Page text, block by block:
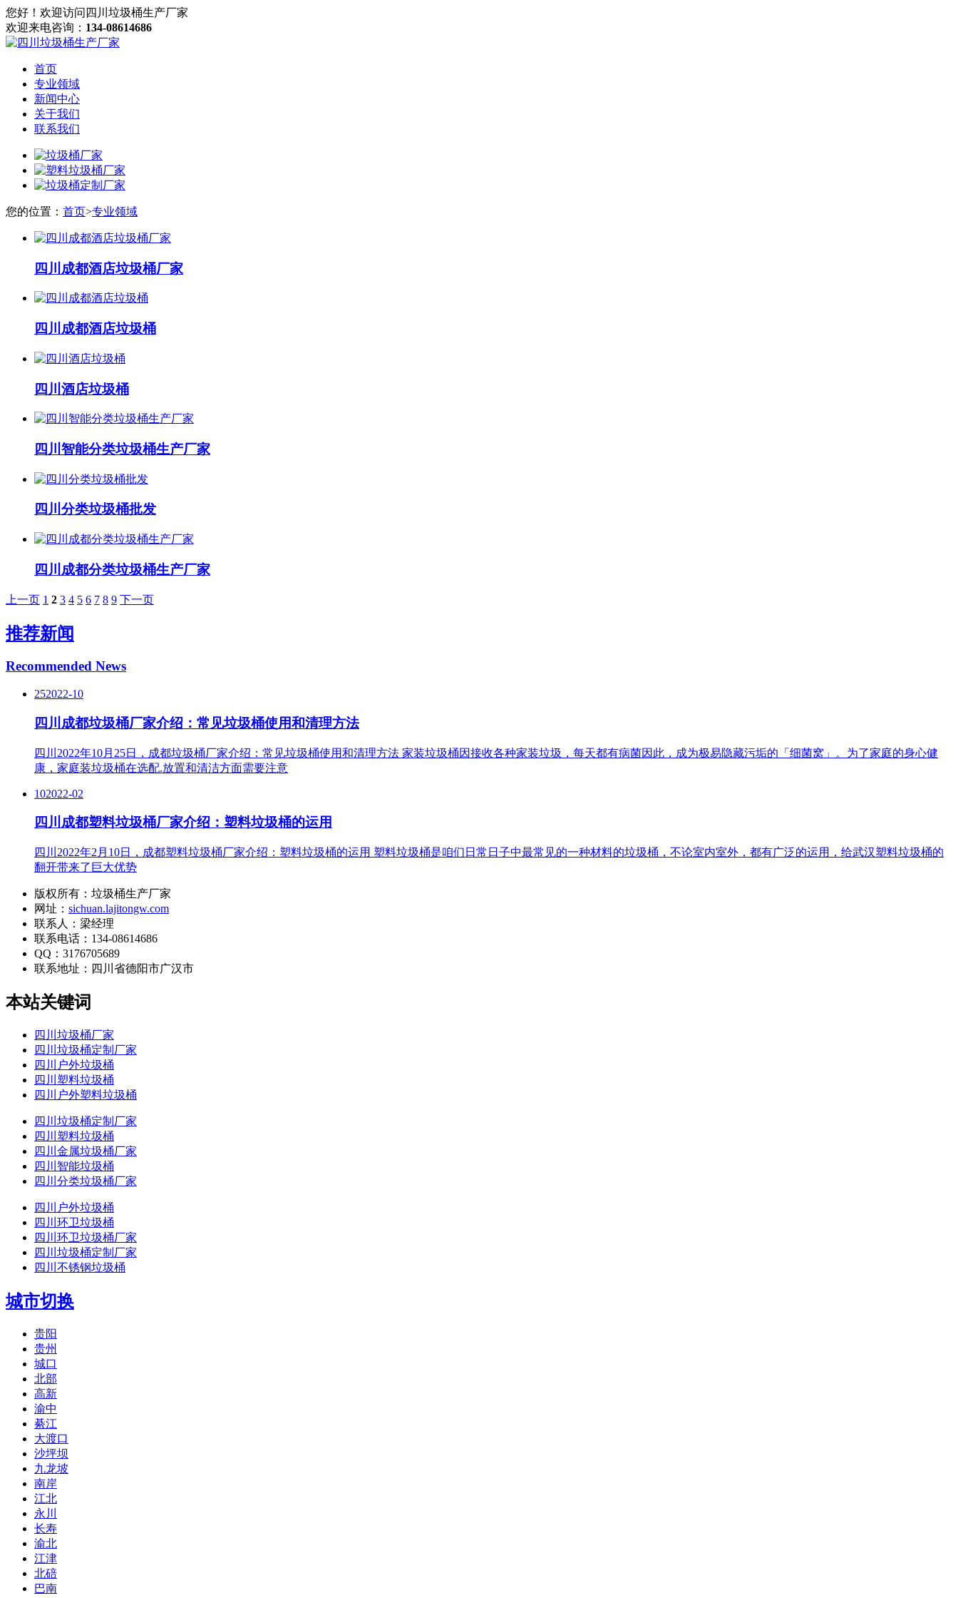
您好！欢迎访问四川垃圾桶生产厂家
欢迎来电咨询： 134-08614686
首页
专业领域
新闻中心
关于我们
联系我们
您的位置： 首页>专业领域
四川成都酒店垃圾桶厂家
四川成都酒店垃圾桶
四川酒店垃圾桶
四川智能分类垃圾桶生产厂家
四川分类垃圾桶批发
四川成都分类垃圾桶生产厂家
上一页 1 2 3 4 5 6 7 8 9 下一页
推荐新闻
Recommended News
252022-10
四川成都垃圾桶厂家介绍：常见垃圾桶使用和清理方法
四川2022年10月25日，成都垃圾桶厂家介绍：常见垃圾桶使用和清理方法 家装垃圾桶因接收各种家装垃圾，每天都有病菌因此，成为极易隐藏污垢的「细菌窝」。为了家庭的身心健
康，家庭装垃圾桶在选配.放置和清洁方面需要注意
102022-02
四川成都塑料垃圾桶厂家介绍：塑料垃圾桶的运用
四川2022年2月10日，成都塑料垃圾桶厂家介绍：塑料垃圾桶的运用 塑料垃圾桶是咱们日常日子中最常见的一种材料的垃圾桶，不论室内室外，都有广泛的运用，给武汉塑料垃圾桶的
翻开带来了巨大优势
版权所有：垃圾桶生产厂家
网址： sichuan.lajitongw.com
联系人：梁经理
联系电话：134-08614686
QQ：3176705689
联系地址： 四川省德阳市广汉市
本站关键词
四川垃圾桶厂家
四川垃圾桶定制厂家
四川户外垃圾桶
四川塑料垃圾桶
四川户外塑料垃圾桶
四川垃圾桶定制厂家
四川塑料垃圾桶
四川金属垃圾桶厂家
四川智能垃圾桶
四川分类垃圾桶厂家
四川户外垃圾桶
四川环卫垃圾桶
四川环卫垃圾桶厂家
四川垃圾桶定制厂家
四川不锈钢垃圾桶
城市切换
贵阳
贵州
城口
北部
高新
渝中
綦江
大渡口
沙坪坝
九龙坡
南岸
江北
永川
长寿
渝北
江津
北碚
巴南